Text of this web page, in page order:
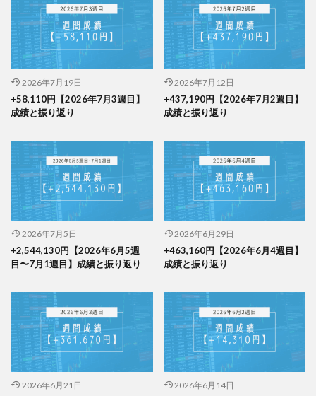
2026年7月19日
+58,110円【2026年7月3週目】
成績と振り返り
2026年7月12日
+437,190円【2026年7月2週目】
成績と振り返り
2026年7月5日
+2,544,130円【2026年6月5週
目〜7月1週目】成績と振り返り
2026年6月29日
+463,160円【2026年6月4週目】
成績と振り返り
2026年6月21日 2026年6月14日